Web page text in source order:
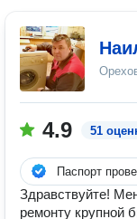
4.9 51
Паспорт
Здравствуйте!
ремонту крупной